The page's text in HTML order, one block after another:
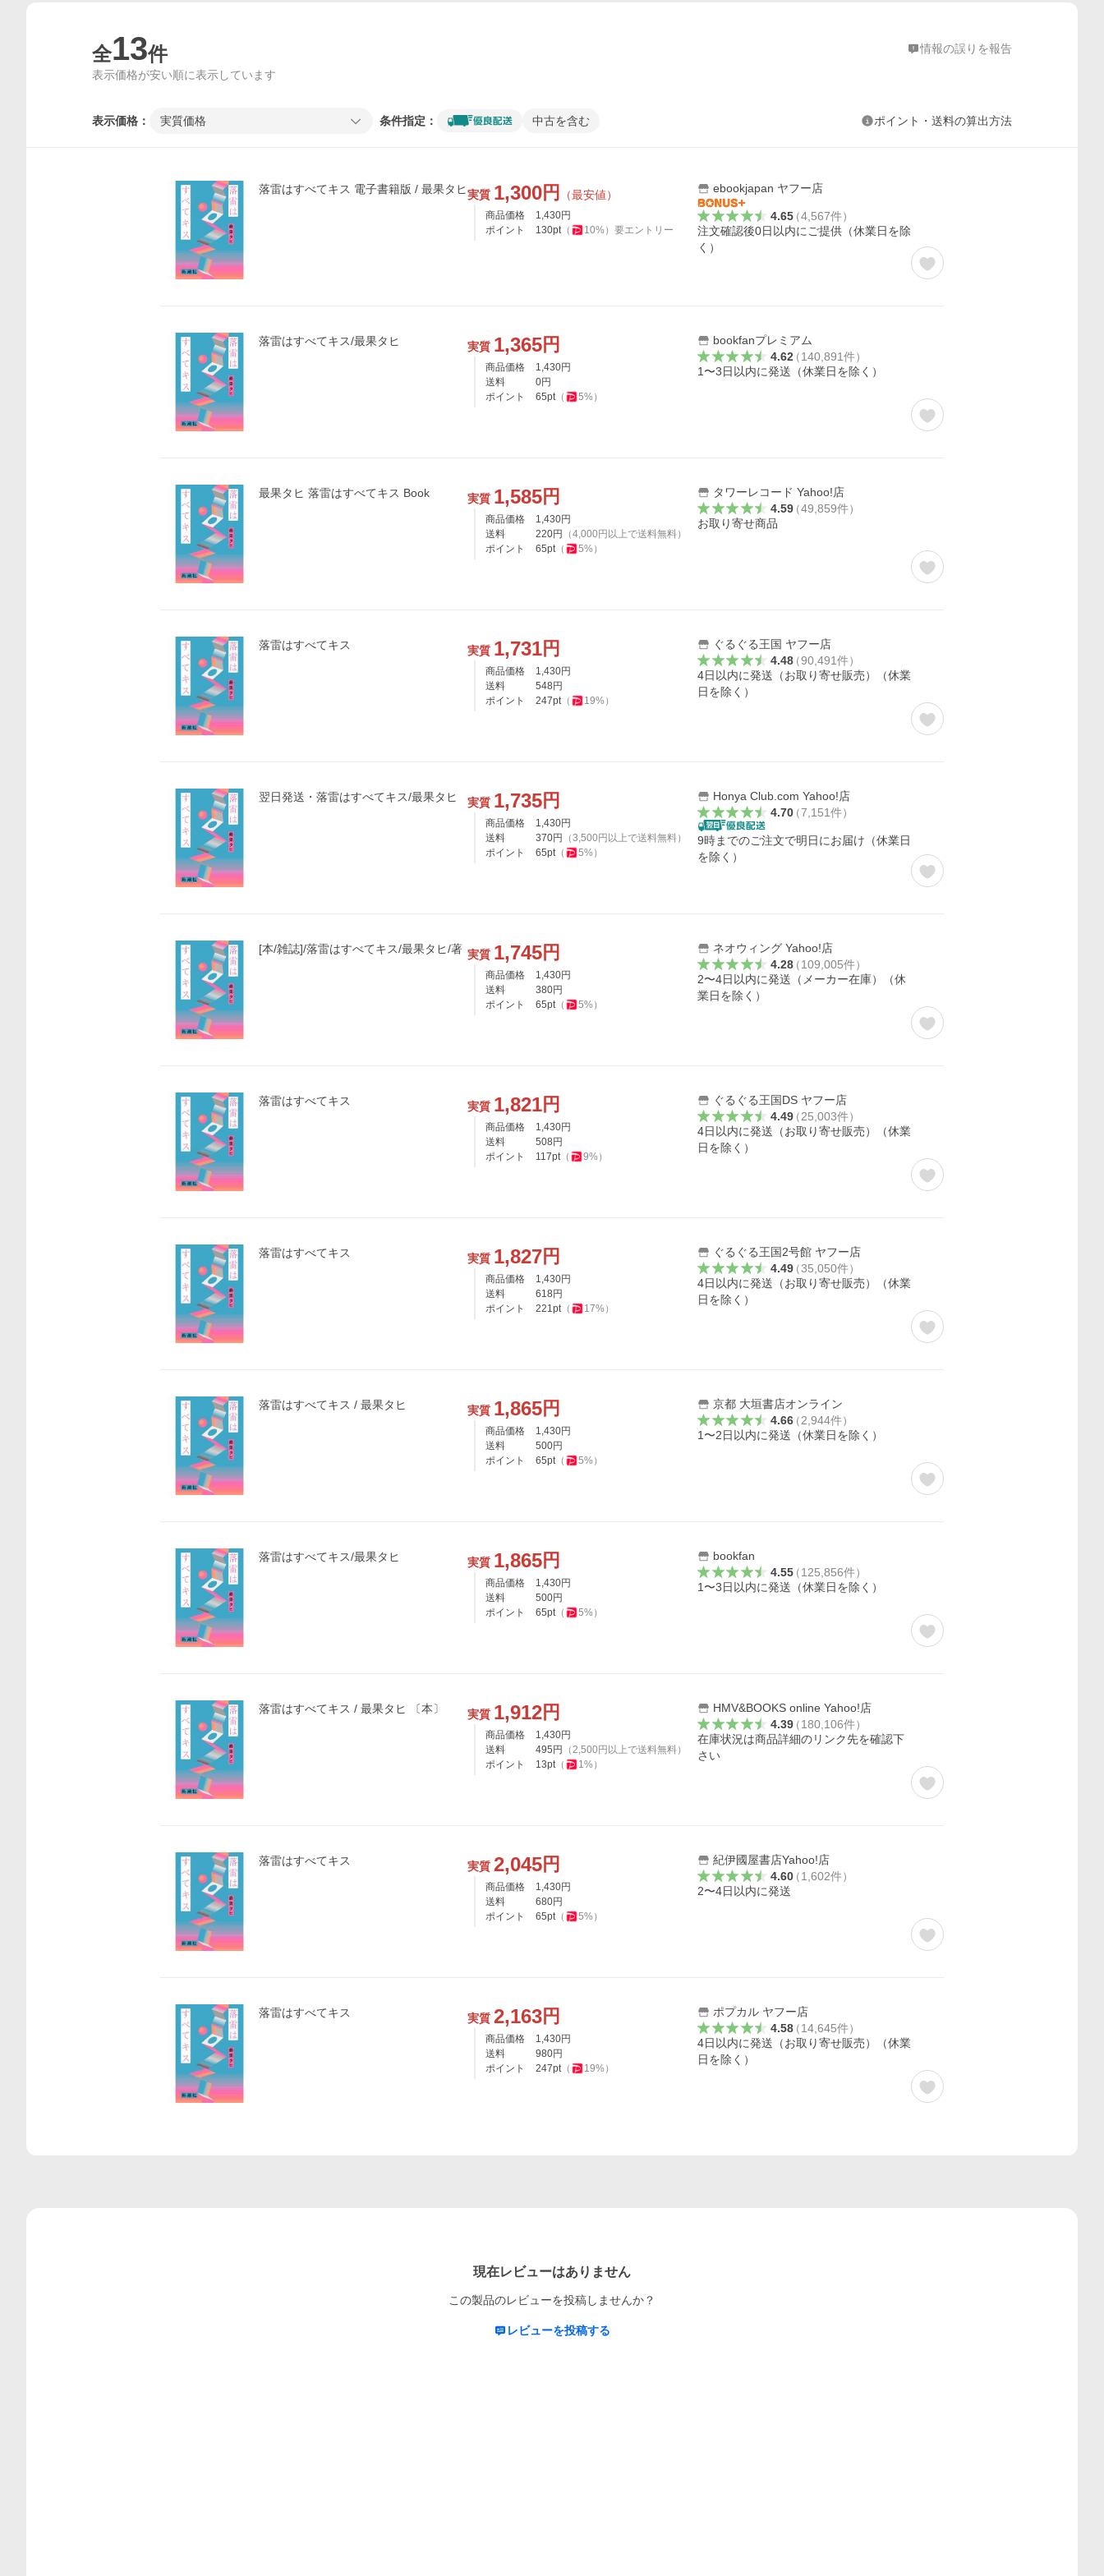
全13件 情報の誤りを報告
表示価格が安い順に表示しています
表示価格： 実質価格 条件指定： 中古を含む ポイント・送料の算出方法
落雷はすべてキス 電子書籍版 / 最果タヒ実質 1,300円 （最安値）
商品価格 1,430円
ポイント
130pt（ 10%） 要エントリー
ebookjapan ヤフー店
4.65（4,567件）
注文確認後0日以内にご提供（休業日を除
く）
落雷はすべてキス/最果タヒ 実質 1,365円
商品価格 1,430円
送料
0円
ポイント
65pt（ 5%）
bookfanプレミアム
4.62（140,891件）
1〜3日以内に発送（休業日を除く）
最果タヒ 落雷はすべてキス Book 実質 1,585円
商品価格 1,430円
送料
220円 （4,000 円以上で送料無料）
ポイント
65pt（ 5%）
タワーレコード Yahoo!店
4.59（49,859件）
お取り寄せ商品
落雷はすべてキス 実質 1,731円
商品価格 1,430円
送料
548 円
ポイント
247pt（ 19%）
ぐるぐる王国 ヤフー店
4.48（90,491件）
4日以内に発送（お取り寄せ販売）（休業
日を除く）
翌日発送・落雷はすべてキス/最果タヒ 実質 1,735円
商品価格 1,430円
送料
370円 （3,500 円以上で送料無料）
ポイント
65pt（ 5%）
Honya Club.com Yahoo!店
4.70（7,151件）
9時までのご注文で明日にお届け（休業日
を除く）
[本/雑誌]/落雷はすべてキス/最果タヒ/著 実質 1,745円
商品価格 1,430円
送料
380円
ポイント
65pt（ 5%）
ネオウィング Yahoo!店
4.28（109,005件）
2〜4日以内に発送（メーカー在庫）（休
業日を除く）
落雷はすべてキス 実質 1,821円
商品価格 1,430円
送料
508 円
ポイント
117pt（ 9%）
ぐるぐる王国DS ヤフー店
4.49（25,003件）
4日以内に発送（お取り寄せ販売）（休業
日を除く）
落雷はすべてキス 実質 1,827円
商品価格 1,430円
送料
618 円
ポイント
221pt（ 17%）
ぐるぐる王国2号館 ヤフー店
4.49（35,050件）
4日以内に発送（お取り寄せ販売）（休業
日を除く）
落雷はすべてキス / 最果タヒ 実質 1,865円
商品価格 1,430円
送料
500円
ポイント
65pt（ 5%）
京都 大垣書店オンライン
4.66（2,944件）
1〜2日以内に発送（休業日を除く）
落雷はすべてキス/最果タヒ 実質 1,865円
商品価格 1,430円
送料
500円
ポイント
65pt（ 5%）
bookfan
4.55（125,856件）
1〜3日以内に発送（休業日を除く）
落雷はすべてキス / 最果タヒ 〔本〕 実質 1,912円
商品価格 1,430円
送料
495 円 （2,500 円以上で送料無料）
ポイント
13pt（ 1%）
HMV&BOOKS online Yahoo!店
4.39（180,106件）
在庫状況は商品詳細のリンク先を確認下
さい
落雷はすべてキス 実質 2,045円
商品価格 1,430円
送料
680円
ポイント
65pt（ 5%）
紀伊國屋書店Yahoo!店
4.60（1,602件）
2〜4日以内に発送
落雷はすべてキス 実質 2,163円
商品価格 1,430円
送料
980円
ポイント
247pt（ 19%）
ポプカル ヤフー店
4.58（14,645件）
4日以内に発送（お取り寄せ販売）（休業
日を除く）
現在レビューはありません
この製品のレビューを投稿しませんか？
レビューを投稿する